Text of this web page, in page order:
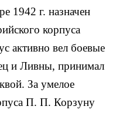
1942 г. назначен
корпуса
активно вел боевые
и Ливны, принимал
За умелое
П. П. Корзуну